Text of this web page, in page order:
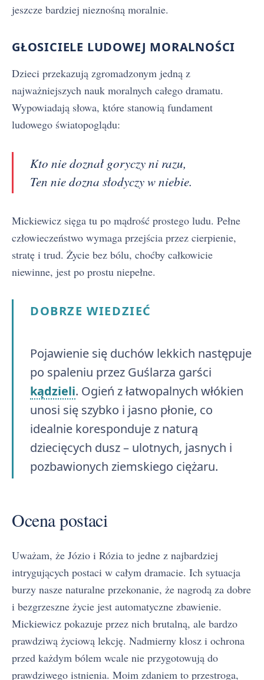
jeszcze bardziej nieznośną moralnie.
GŁOSICIELE LUDOWEJ MORALNOŚCI
Dzieci przekazują zgromadzonym jedną z
najważniejszych nauk moralnych całego dramatu.
Wypowiadają słowa, które stanowią fundament
ludowego światopoglądu:
Kto nie doznał goryczy ni razu,
Ten nie dozna słodyczy w niebie.
Mickiewicz sięga tu po mądrość prostego ludu. Pełne
człowieczeństwo wymaga przejścia przez cierpienie,
stratę i trud. Życie bez bólu, choćby całkowicie
niewinne, jest po prostu niepełne.
DOBRZE WIEDZIEĆ
Pojawienie się duchów lekkich następuje
po spaleniu przez Guślarza garści
kądzieli. Ogień z łatwopalnych włókien
unosi się szybko i jasno płonie, co
idealnie koresponduje z naturą
dziecięcych dusz – ulotnych, jasnych i
pozbawionych ziemskiego ciężaru.
Ocena postaci
Uważam, że Józio i Rózia to jedne z najbardziej
intrygujących postaci w całym dramacie. Ich sytuacja
burzy nasze naturalne przekonanie, że nagrodą za dobre
i bezgrzeszne życie jest automatyczne zbawienie.
Mickiewicz pokazuje przez nich brutalną, ale bardzo
prawdziwą życiową lekcję. Nadmierny klosz i ochrona
przed każdym bólem wcale nie przygotowują do
prawdziwego istnienia. Moim zdaniem to przestroga,